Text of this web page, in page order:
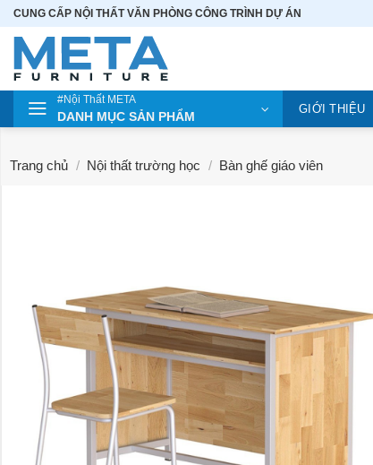
Bỏ
qua
dung
CUNG CẤP NỘI THẤT VĂN PHÒNG CÔNG TRÌNH DỰ ÁN
#Nội Thất META
DANH MỤC SẢN PHẨM
GIỚI THIỆU
Trang chủ / Nội thất trường học / Bàn ghế giáo viên